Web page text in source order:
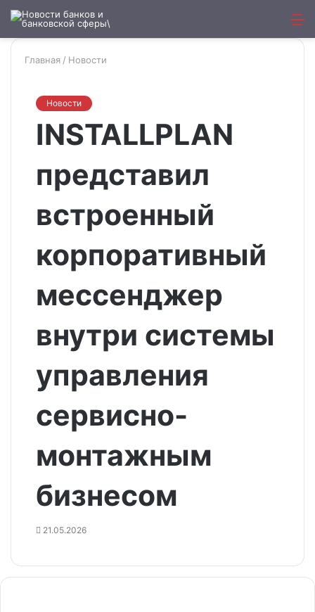
Главная / Новости
Новости
INSTALLPLAN
представил
встроенный
корпоративный
мессенджер
внутри системы
управления
сервисно-
монтажным
бизнесом
21.05.2026